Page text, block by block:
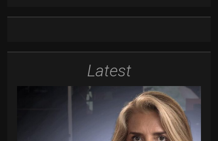
Latest